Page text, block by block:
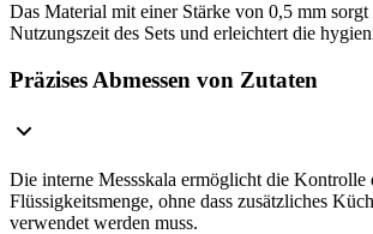
Das Material mit einer Stärke von 0,5 mm
Nutzungszeit des Sets und erleichtert die
Präzises Abmessen von Zutaten
Die interne Messskala ermöglicht die Kontrolle
Flüssigkeitsmenge, ohne dass zusätzliches
verwendet werden muss.